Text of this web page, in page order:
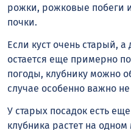
рожки, рожковые побеги
почки.
Если куст очень старый,
остается еще примерно
погоды, клубнику можно
случае особенно важно
У старых посадок есть
клубника растет на